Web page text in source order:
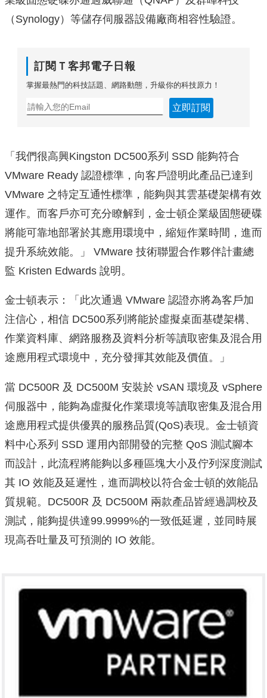
（Synology）等儲存伺服器設備廠商相容性驗證。
訂閱Ｔ客邦電子日報
掌握最熱門的科技話題、網路動態，升級你的科技原力！
立即訂閱
「我們很高興Kingston DC500系列 SSD 能夠符合
VMware Ready 認證標準，向客戶證明此產品已達到
VMware 之特定互通性標準，能夠與其雲基礎架構有效
運作。而客戶亦可充分瞭解到，金士頓企業級固態硬碟
將能可靠地部署於其應用環境中，縮短作業時間，進而
提升系統效能。」 VMware 技術聯盟合作夥伴計畫總
監 Kristen Edwards 說明。
金士頓表示：「此次通過 VMware 認證亦將為客戶加
注信心，相信 DC500系列將能於虛擬桌面基礎架構、
作業資料庫、網路服務及資料分析等讀取密集及混合用
途應用程式環境中，充分發揮其效能及價值。」
當 DC500R 及 DC500M 安裝於 vSAN 環境及 vSphere
伺服器中，能夠為虛擬化作業環境等讀取密集及混合用
途應用程式提供優異的服務品質(QoS)表現。金士頓資
料中心系列 SSD 運用內部開發的完整 QoS 測試腳本
而設計，此流程將能夠以多種區塊大小及佇列深度測試
其 IO 效能及延遲性，進而調校以符合金士頓的效能品
質規範。DC500R 及 DC500M 兩款產品皆經過調校及
測試，能夠提供達99.9999%的一致低延遲，並同時展
現高吞吐量及可預測的 IO 效能。